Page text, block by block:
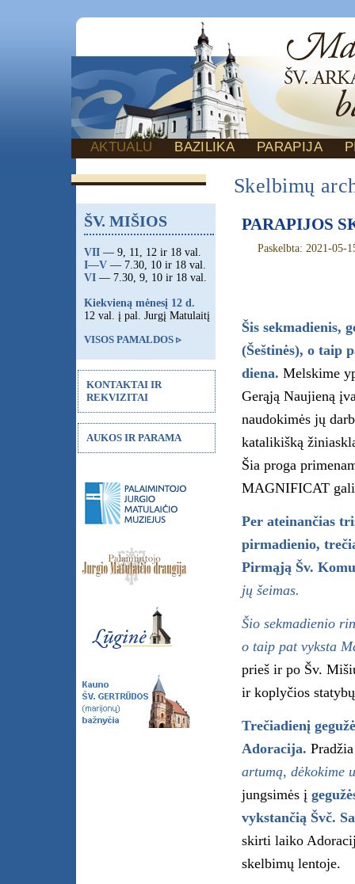
AKTUALU BAZILIKA PARAPIJA
Skelbimų
PARAPIJOS
Paskelbta: 2021-05-
Šis sekmadienis,
(Šeštinės), o taip
diena. Melskime
Gerąją Naujieną
naudokimės jų
katalikišką
Šia proga
MAGNIFICAT
Per ateinančias
pirmadienio,
Pirmąją Šv.
jų šeimas.
Šio sekmadienio
o taip pat vyksta
prieš ir po Šv.
ir koplyčios
Trečiadienį
Adoracija.
artumą, dėkokime
jungsimės į
vykstančią Švč.
skirti laiko
skelbimų lentoje.
ŠV. MIŠIOS
VII — 9, 11, 12 ir 18 val.
I—V — 7.30, 10 ir 18 val.
VI — 7.30, 9, 10 ir 18 val.
Kiekvieną mėnesį 12 d.
12 val. į pal. Jurgį Matulaitį
VISOS PAMALDOS ▹
KONTAKTAI IR
REKVIZITAI
AUKOS IR PARAMA